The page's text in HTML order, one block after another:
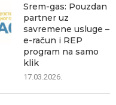
Srem-gas: Pouzdan
partner uz
savremene usluge –
e-račun i REP
program na samo
klik
17.03.2026.